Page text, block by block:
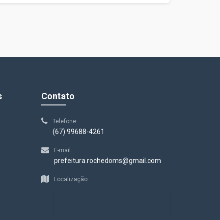
Contato
Telefone:
(67) 99688-4261
E-mail:
prefeitura.rochedoms@gmail.com
Localização: